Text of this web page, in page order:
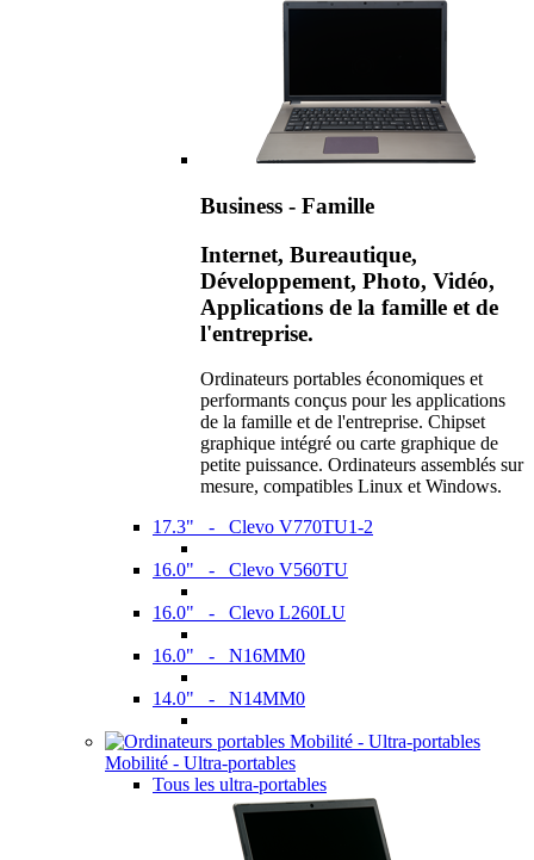
Business - Famille
Internet, Bureautique,
Développement, Photo, Vidéo,
Applications de la famille et de
l'entreprise.
Ordinateurs portables économiques et
performants conçus pour les applications
de la famille et de l'entreprise. Chipset
graphique intégré ou carte graphique de
petite puissance. Ordinateurs assemblés sur
mesure, compatibles Linux et Windows.
17.3" - Clevo V770TU1-2
16.0" - Clevo V560TU
16.0" - Clevo L260LU
16.0" - N16MM0
14.0" - N14MM0
Mobilité - Ultra-portables
Tous les ultra-portables